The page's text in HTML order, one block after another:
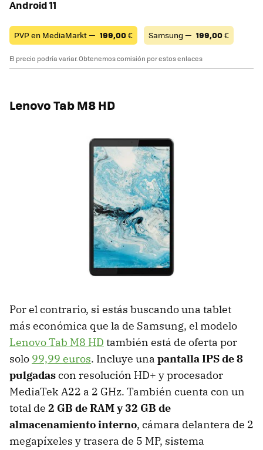
Android 11
PVP en MediaMarkt — 199,00€ Samsung — 199,00€
El precio podría variar. Obtenemos comisión por estos enlaces
Lenovo Tab M8 HD
Por el contrario, si estás buscando una tablet
más económica que la de Samsung, el modelo
Lenovo Tab M8 HD también está de oferta por
solo 99,99 euros. Incluye una pantalla IPS de 8
pulgadascon resolución HD+ y procesador
MediaTek A22 a 2 GHz. También cuenta con un
total de 2 GB de RAM y 32 GB de
almacenamiento interno, cámara delantera de 2
megapíxeles y trasera de 5 MP, sistema